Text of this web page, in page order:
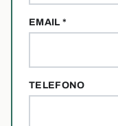
EMAIL *
TELEFONO